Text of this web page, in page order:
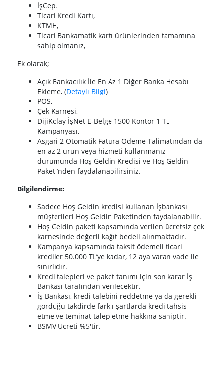
İşCep,
Ticari Kredi Kartı,
KTMH,
Ticari Bankamatik kartı ürünlerinden tamamına
sahip olmanız​,
Ek olarak;
Açık Bankacılık İle En Az 1 Diğer Banka Hesabı
Ekleme,​ (Detaylı Bilgi​)
POS,
Çek Karnesi,
DijiKolay İşNet E-Belge 1500 Kontör 1 TL
Kampanyası,
Asgari 2 Otomatik Fatura Ödeme Talimatından da
en az 2 ürün veya hizmeti kullanmanız
durumunda Hoş Geldin Kredisi ve Hoş Geldin
Paketi’nden faydalanabilirsiniz.
Bilgilendirme:
Sadece Hoş Geldin kredisi kullanan İşbankası
müşterileri Hoş Geldin Paketinden faydalanabilir.​
Hoş Geldin paketi kapsamında verilen ücretsiz çek
karnesinde değerli kağıt bedeli alınmaktadır.
Kampanya kapsamında taksit ödemeli ticari
krediler 50.000 TL’ye kadar, 12 aya varan vade ile
sınırlıdır.
Kredi talepleri ve paket tanımı için son karar İş
Bankası tarafından verilecektir.
İş Bankası, kredi talebini reddetme ya da gerekli
gördüğü takdirde farklı şartlarda kredi tahsis
etme ve teminat talep etme hakkına sahiptir.
BSMV Ücreti %5'tir.